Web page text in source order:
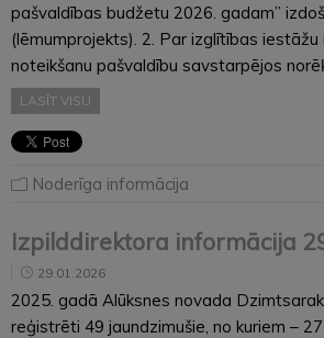
pašvaldības budžetu 2026. gadam”
(lēmumprojekts). 2. Par izglītības iestāžu
noteikšanu pašvaldību savstarpējos
LASĪT VISU
Noderīga informācija
Izpilddirektora informācija
29.01.2026
2025. gadā Alūksnes novada
reģistrēti 49 jaundzimušie, no kuriem –